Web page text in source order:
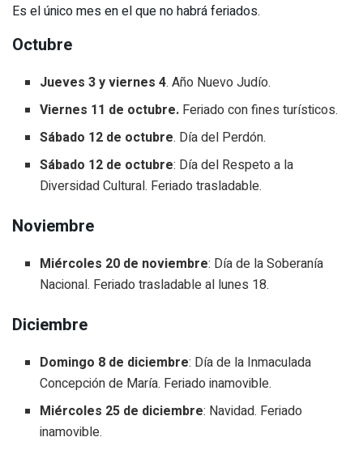
Es el único mes en el que no habrá feriados.
Octubre
Jueves 3 y viernes 4. Año Nuevo Judío.
Viernes 11 de octubre. Feriado con fines turísticos.
Sábado 12 de octubre. Día del Perdón.
Sábado 12 de octubre: Día del Respeto a la
Diversidad Cultural. Feriado trasladable.
Noviembre
Miércoles 20 de noviembre: Día de la Soberanía
Nacional. Feriado trasladable al lunes 18.
Diciembre
Domingo 8 de diciembre: Día de la Inmaculada
Concepción de María. Feriado inamovible.
Miércoles 25 de diciembre: Navidad. Feriado
inamovible.